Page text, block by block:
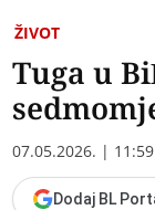
ŽIVOT
Tuga u
07.05.2026. | 11:59
Dodaj BL